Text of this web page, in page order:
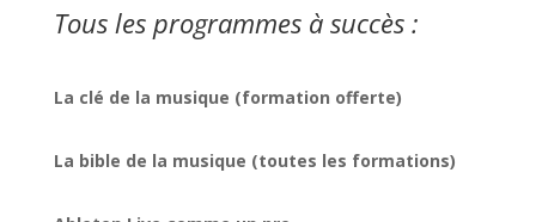
Tous les programmes à succès :
La clé de la musique (formation offerte)
La bible de la musique (toutes les formations)